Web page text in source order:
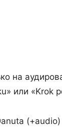
на
или «Krok